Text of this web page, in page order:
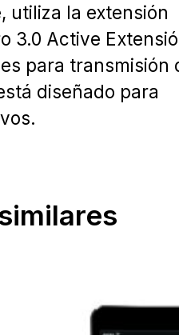
utiliza la extensión
3.0 Active
para transmisión
diseñado para